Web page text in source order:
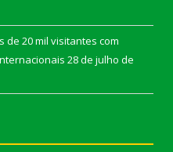
de 20 mil visitantes com
28 de julho de